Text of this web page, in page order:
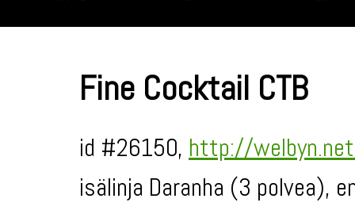
Fine Cocktail CTB
id #26150, http://
isälinja Daranha (3 polvea),